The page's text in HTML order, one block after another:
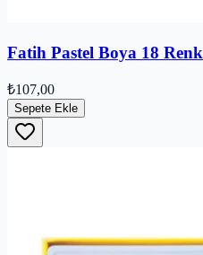
Fatih Pastel Boya 18 Renk
₺107,00
Sepete Ekle